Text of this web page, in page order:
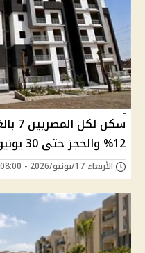
12% والحجز حتى 30 يونيو
الأربعاء 17/يونيو/2026 - 08:00 ص